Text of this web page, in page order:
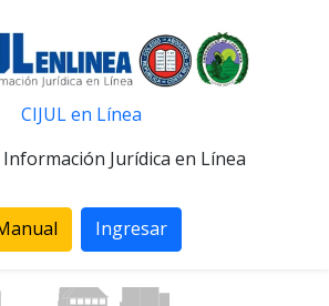
CIJUL en Línea
Jurídica en Línea
Ingresar